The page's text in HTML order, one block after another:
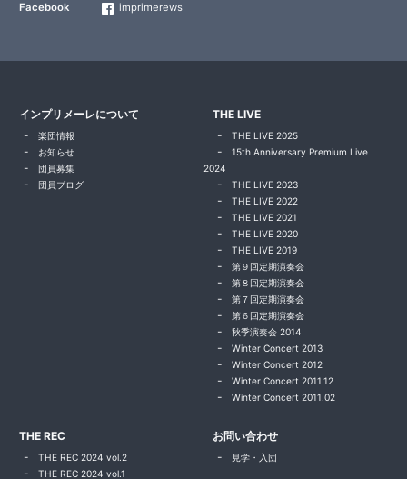
Facebook
imprimerews
インプリメーレについて
楽団情報
お知らせ
団員募集
団員ブログ
THE LIVE
THE LIVE 2025
15th Anniversary Premium Live
2024
THE LIVE 2023
THE LIVE 2022
THE LIVE 2021
THE LIVE 2020
THE LIVE 2019
第９回定期演奏会
第８回定期演奏会
第７回定期演奏会
第６回定期演奏会
秋季演奏会 2014
Winter Concert 2013
Winter Concert 2012
Winter Concert 2011.12
Winter Concert 2011.02
THE REC
THE REC 2024 vol.2
THE REC 2024 vol.1
お問い合わせ
見学・入団